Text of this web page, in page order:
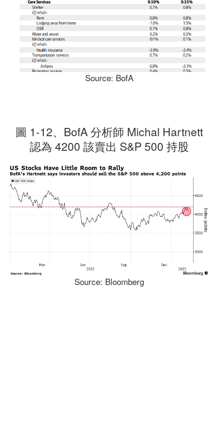
Source: BofA
圖 1-12、BofA 分析師 Michal Hartnett
認為 4200 該賣出 S&P 500 持股
Source: Bloomberg